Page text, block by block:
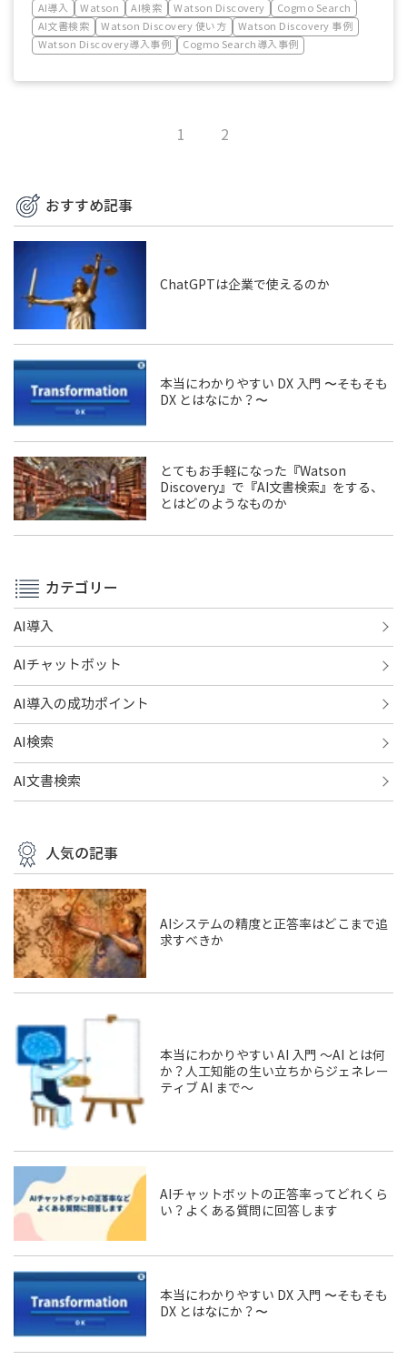
AI導入 Watson AI検索 Watson Discovery
Cogmo Search
AI文書検索
Watson Discovery 使い方
Watson Discovery 事例
Watson Discovery導入事例
Cogmo Search導入事例
1 2
おすすめ記事
ChatGPTは企業で使えるのか
本当にわかりやすい DX 入門 〜そもそも
DX とはなにか？〜
とてもお手軽になった『Watson
Discovery』で『AI文書検索』をする、
とはどのようなものか
カテゴリー
AI導入
AIチャットボット
AI導入の成功ポイント
AI検索
AI文書検索
人気の記事
AIシステムの精度と正答率はどこまで追
求すべきか
本当にわかりやすい AI 入門 ～AI とは何
か？人工知能の生い立ちからジェネレー
ティブ AI まで～
AIチャットボットの正答率ってどれくら
い？よくある質問に回答します
本当にわかりやすい DX 入門 〜そもそも
DX とはなにか？〜